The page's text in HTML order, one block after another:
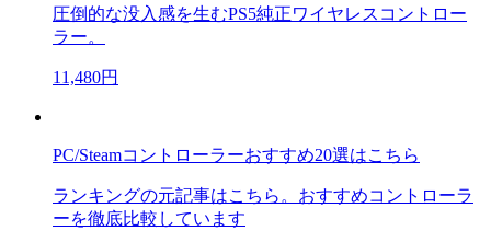
圧倒的な没入感を生むPS5純正ワイヤレスコントロー
ラー。
11,480円
PC/Steamコントローラーおすすめ20選はこちら
ランキングの元記事はこちら。おすすめコントローラ
ーを徹底比較しています